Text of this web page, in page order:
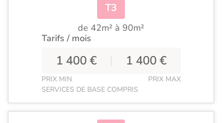
T3
de 42m² à 90m²
Tarifs / mois
1 400 € 1 400 €
PRIX MIN
PRIX MAX
SERVICES DE BASE COMPRIS